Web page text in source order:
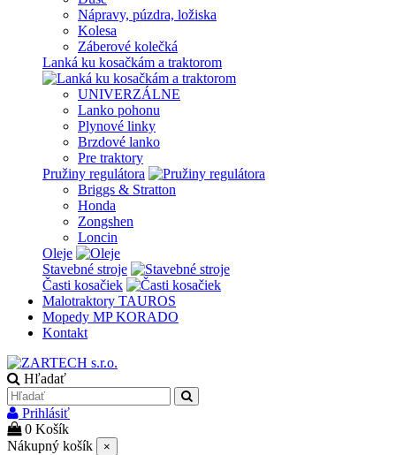
Nápravy, púzdra, ložiska
Kolesa
Záberové kolečká
Lanká ku kosačkám a traktorom
UNIVERZÁLNE
Lanko pohonu
Plynové linky
Brzdové lanko
Pre traktory
Pružiny regulátora
Briggs & Stratton
Honda
Zongshen
Loncin
Oleje
Stavebné stroje
Časti kosačiek
Malotraktory TAUROS
Mopedy MP KORADO
Kontakt
Hľadať
Prihlásiť
0 Košík
Nákupný košík
×